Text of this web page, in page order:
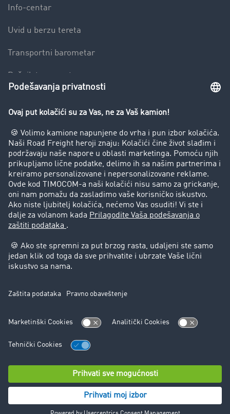
Info-centar
Uvid u berzu tereta
Transportni barometar
Rečnik transporta
Preduzeće
Uspešne priče
Korisnici preporučuju korisnike
Pravna pitanja
Impressum
Opšti uslovi korišćenja
Zaštita podataka
Cookie-Einstellungen
Podrška
© TIMOCOM GmbH 2024. Sva prava zadržana